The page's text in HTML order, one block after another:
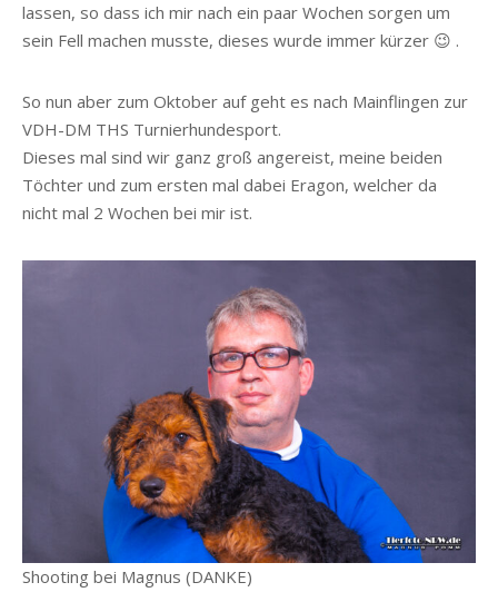
lassen, so dass ich mir nach ein paar Wochen sorgen um
sein Fell machen musste, dieses wurde immer kürzer 😉 .
So nun aber zum Oktober auf geht es nach Mainflingen zur
VDH-DM THS Turnierhundesport.
Dieses mal sind wir ganz groß angereist, meine beiden
Töchter und zum ersten mal dabei Eragon, welcher da
nicht mal 2 Wochen bei mir ist.
Shooting bei Magnus (DANKE)